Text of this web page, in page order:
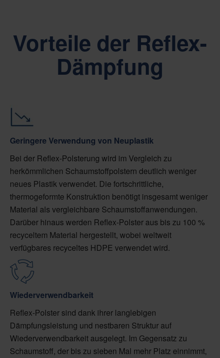
Vorteile der Reflex-
Dämpfung
Geringere Verwendung von Neuplastik
Bei der Reflex-Polsterung wird im Vergleich zu
herkömmlichen Schaumstoffpolstern deutlich weniger
neues Plastik verwendet. Die fortschrittliche,
thermogeformte Konstruktion benötigt insgesamt weniger
Material als vergleichbare Schaumstoffanwendungen.
Darüber hinaus werden Reflex-Polster aus bis zu 100 %
recyceltem Material hergestellt, wobei weltweit
verfügbares recyceltes HDPE verwendet wird.
Wiederverwendbarkeit
Reflex-Polster sind dank ihrer langlebigen
Dämpfungsleistung und nestbaren Struktur auf
Wiederverwendbarkeit ausgelegt. Im Gegensatz zu
Schaumstoff, der bis zu sieben Mal mehr Platz einnimmt,